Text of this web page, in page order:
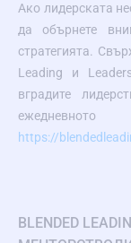
Ако лидерската
да обърнете
стратегията.
Leading и
вградите
https://
BLENDED